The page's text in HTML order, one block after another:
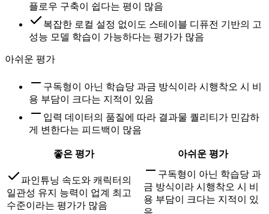
플로우 구축이 쉽다는 평이 많음
복잡한 로컬 설정 없이도 스테이블 디퓨전 기반의 고
성능 모델 학습이 가능하다는 평가가 많음
아쉬운 평가
구독형이 아닌 학습당 과금 방식이라 시행착오 시 비
용 부담이 크다는 지적이 있음
입력 데이터의 품질에 따라 결과물 퀄리티가 민감하
게 변한다는 피드백이 많음
좋은 평가 아쉬운 평가
파인튜닝 속도와 캐릭터의
일관성 유지 능력이 업계 최고
수준이라는 평가가 많음
구독형이 아닌 학습당 과
금 방식이라 시행착오 시 비
용 부담이 크다는 지적이 있
음